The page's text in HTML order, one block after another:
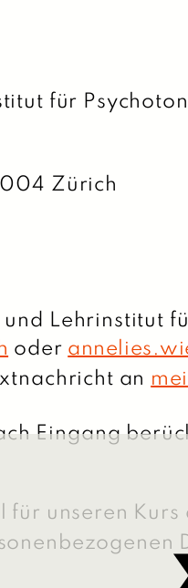
für
Zürich
Lehrinstitut
oder
an
Eingang
für unseren